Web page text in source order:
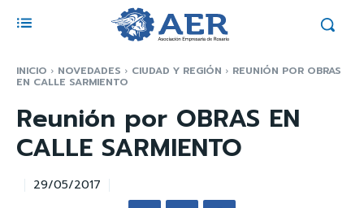
INICIO NOVEDADES CIUDAD Y REGIÓN REUNIÓN POR OBRAS
EN CALLE SARMIENTO
Reunión por OBRAS EN
CALLE SARMIENTO
29/05/2017